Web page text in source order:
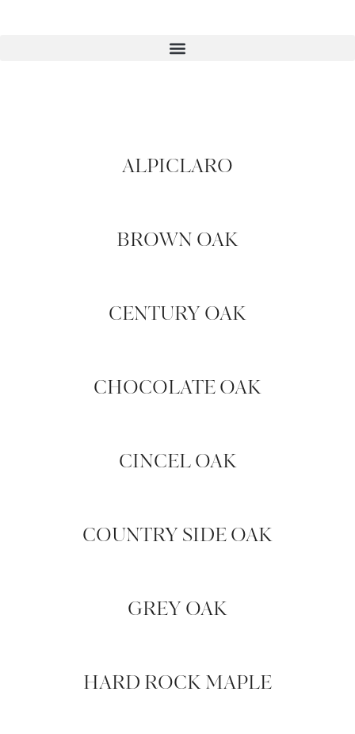
ALPICLARO
BROWN OAK
CENTURY OAK
CHOCOLATE OAK
CINCEL OAK
COUNTRY SIDE OAK
GREY OAK
HARD ROCK MAPLE